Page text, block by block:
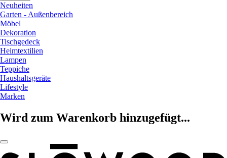
Neuheiten
Garten - Außenbereich
Möbel
Dekoration
Tischgedeck
Heimtextilien
Lampen
Teppiche
Haushaltsgeräte
Lifestyle
Marken
Wird zum Warenkorb hinzugefügt...